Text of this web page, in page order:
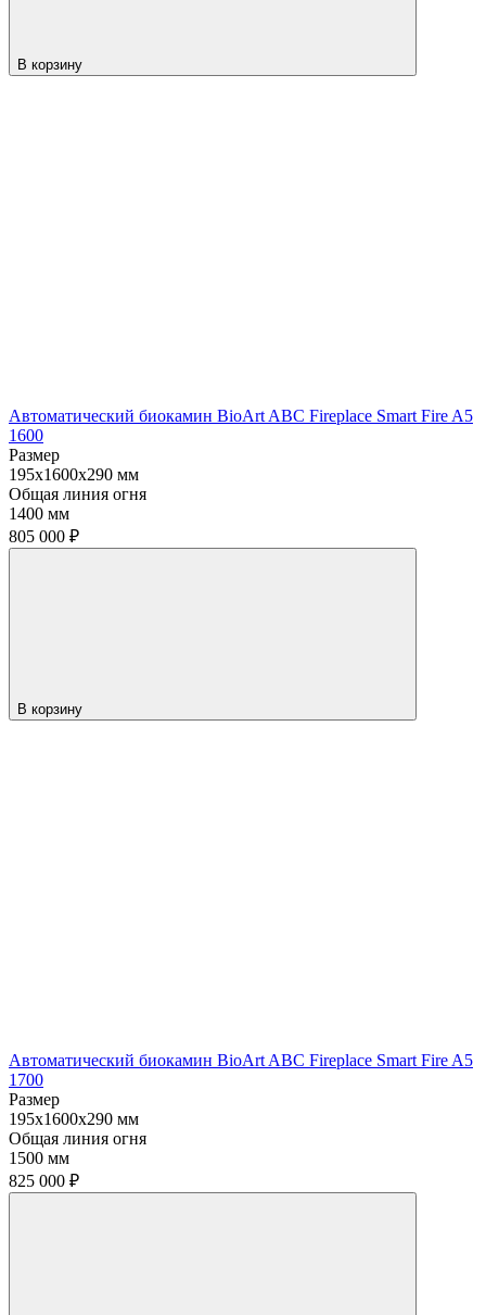
В корзину
Автоматический биокамин BioArt ABC Fireplace Smart Fire A5
1600
Размер
195x1600x290 мм
Общая линия огня
1400 мм
805 000 ₽
В корзину
Автоматический биокамин BioArt ABC Fireplace Smart Fire A5
1700
Размер
195x1600x290 мм
Общая линия огня
1500 мм
825 000 ₽